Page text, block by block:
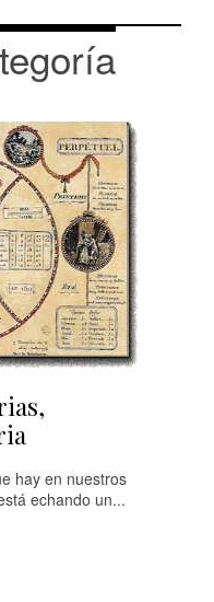
hay en nuestros
echando un...